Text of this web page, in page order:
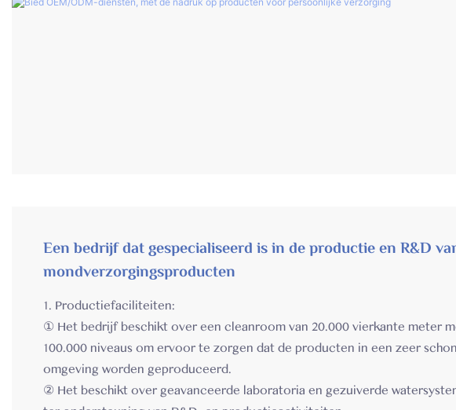
Een bedrijf dat gespecialiseerd is in de productie en R&D
mondverzorgingsproducten
1. Productiefaciliteiten:
① Het bedrijf beschikt over een cleanroom van 20.000 vierkante meter
100.000 niveaus om ervoor te zorgen dat de producten in een zeer
omgeving worden geproduceerd.
② Het beschikt over geavanceerde laboratoria en gezuiverde